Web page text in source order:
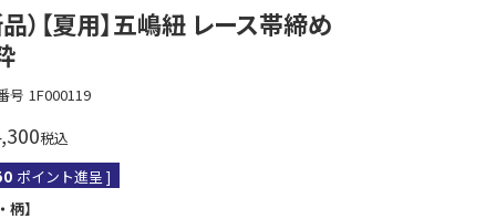
品）【夏用】五嶋紐 レース帯締め
号 1F000119
税込
ポイント進呈 ]
柄】